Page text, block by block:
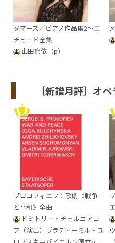
ダマーズ／ピアノ作品集2～エ
チュード全集
山田磨依（p）
［新譜月評］オ
プロコフィエフ：歌劇《戦争
と平和》全曲
ドミトリー・チェルニアコ
フ（演出）ヴラディーミル・ユ